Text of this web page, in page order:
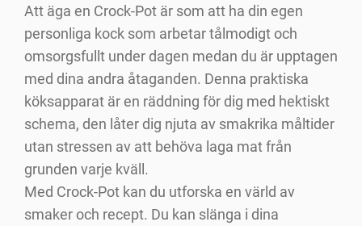
Att äga en Crock-Pot är som att ha din egen
personliga kock som arbetar tålmodigt och
omsorgsfullt under dagen medan du är upptagen
med dina andra åtaganden. Denna praktiska
köksapparat är en räddning för dig med hektiskt
schema, den låter dig njuta av smakrika måltider
utan stressen av att behöva laga mat från
grunden varje kväll.
Med Crock-Pot kan du utforska en värld av
smaker och recept. Du kan slänga i dina